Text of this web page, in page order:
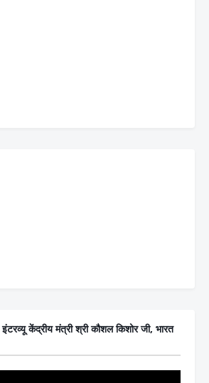
केंद्रीय मंत्री श्री कौशल किशोर जी, भारत